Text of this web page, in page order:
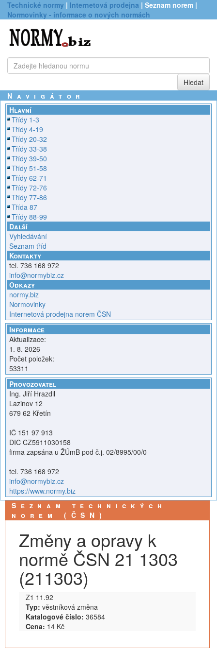
Technické normy | Internetová prodejna | Seznam norem |
Normovinky - informace o nových normách
Navigátor
Hlavní
Třídy 1-3
Třídy 4-19
Třídy 20-32
Třídy 33-38
Třídy 39-50
Třídy 51-58
Třídy 62-71
Třídy 72-76
Třídy 77-86
Třída 87
Třídy 88-99
Další
Vyhledávání
Seznam tříd
Kontakty
tel. 736 168 972
info@normybiz.cz
Odkazy
normy.biz
Normovinky
Internetová prodejna norem ČSN
Informace
Aktualizace:
1. 8. 2026
Počet položek:
53311
Provozovatel
Ing. Jiří Hrazdil
Lazinov 12
679 62 Křetín
IČ 151 97 913
DIČ CZ5911030158
firma zapsána u ŽÚmB pod č.j. 02/8995/00/0
tel. 736 168 972
info@normybiz.cz
https://www.normy.biz
Seznam technických
norem (ČSN)
Změny a opravy k
normě ČSN 21 1303
(211303)
Z1 11.92
Typ: věstníková změna
Katalogové číslo: 36584
Cena: 14 Kč